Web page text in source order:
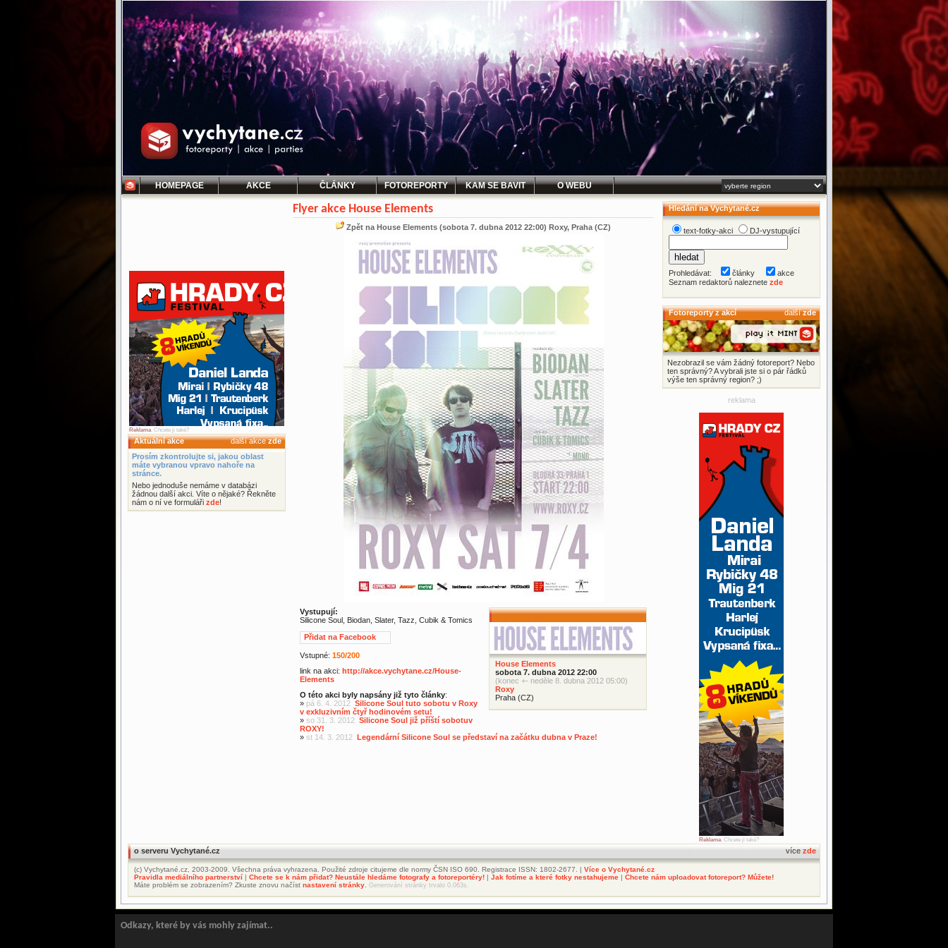
HOMEPAGE AKCE ČLÁNKY FOTOREPORTY KAM SE BAVIT O WEBU
Reklama. Chcete ji také?
Aktuální akce další akcezde
Prosím zkontrolujte si, jakou oblast
máte vybranou vpravo nahoře na
stránce.
Nebo jednoduše nemáme v databázi
žádnou další akci. Víte o nějaké? Řekněte
nám o ní ve formuláři zde!
Flyer akce House Elements
Zpět na House Elements (sobota 7. dubna 2012 22:00) Roxy, Praha (CZ)
House Elements
sobota 7. dubna 2012 22:00
(konec +- neděle 8. dubna 2012 05:00)
Roxy
Praha (CZ)
Vystupují:
Silicone Soul, Biodan, Slater, Tazz, Cubik & Tomics
Přidat na Facebook
Vstupné: 150/200
link na akci: http://akce.vychytane.cz/House-
Elements
O této akci byly napsány již tyto články:
» pá 6. 4. 2012 Silicone Soul tuto sobotu v Roxy
v exkluzivním čtyř hodinovém setu!
» so 31. 3. 2012 Silicone Soul již příští sobotuv
ROXY!
» st 14. 3. 2012 Legendární Silicone Soul se představí na začátku dubna v Praze!
Hledání na Vychytané.cz
text-fotky-akci DJ-vystupující
Prohledávat: články
akce
Seznam redaktorů naleznete zde
Fotoreporty z akcí dalšízde
Nezobrazil se vám žádný fotoreport? Nebo
ten správný? A vybrali jste si o pár řádků
výše ten správný region? ;)
reklama
Reklama. Chcete ji také?
o serveru Vychytané.cz více zde
(c) Vychytané.cz, 2003-2009. Všechna práva vyhrazena. Použité zdroje citujeme dle normy ČSN ISO 690. Registrace ISSN: 1802-2677. | Více o Vychytané.cz
Pravidla mediálního partnerství | Chcete se k nám přidat? Neustále hledáme fotografy a fotoreportéry! | Jak fotíme a které fotky nestahujeme | Chcete nám uploadovat fotoreport? Můžete!
Máte problém se zobrazením? Zkuste znovu načíst nastavení stránky Generování stránky trvalo 0.063s.
Odkazy, které by vás mohly zajímat..